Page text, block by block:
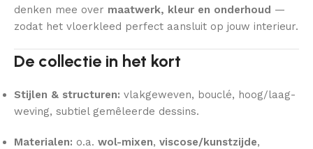
denken mee over maatwerk, kleur en onderhoud —
zodat het vloerkleed perfect aansluit op jouw interieur.
De collectie in het kort
Stijlen & structuren: vlakgeweven, bouclé, hoog/laag-
weving, subtiel gemêleerde dessins.
Materialen: o.a. wol-mixen, viscose/kunstzijde,